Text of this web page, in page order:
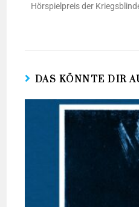
Hör­spiel­preis der
DAS KÖNNTE DIR